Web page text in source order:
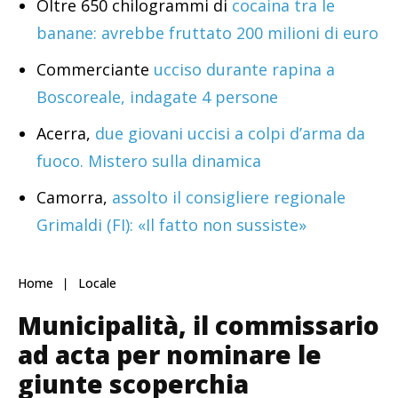
Oltre 650 chilogrammi di cocaina tra le
banane: avrebbe fruttato 200 milioni di euro
Commerciante ucciso durante rapina a
Boscoreale, indagate 4 persone
Acerra, due giovani uccisi a colpi d’arma da
fuoco. Mistero sulla dinamica
Camorra, assolto il consigliere regionale
Grimaldi (FI): «Il fatto non sussiste»
Home Locale
Municipalità, il commissario
ad acta per nominare le
giunte scoperchia